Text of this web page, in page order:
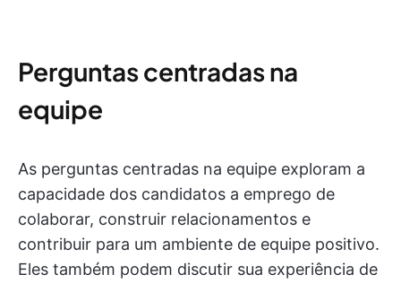
Perguntas centradas na
equipe
As perguntas centradas na equipe exploram a
capacidade dos candidatos a emprego de
colaborar, construir relacionamentos e
contribuir para um ambiente de equipe positivo.
Eles também podem discutir sua experiência de